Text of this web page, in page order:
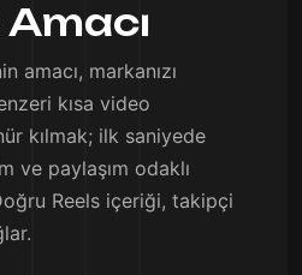
amacı, markanızı
kısa video
kılmak; ilk saniyede
ve paylaşım odaklı
Reels içeriği, takipçi